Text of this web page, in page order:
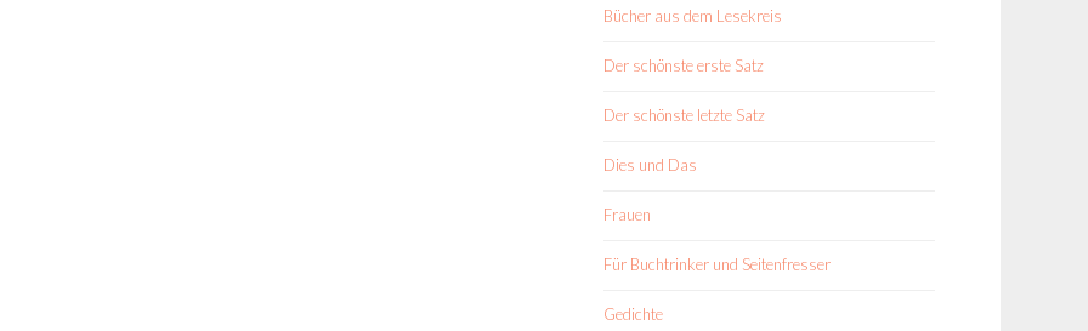
Bücher aus dem Lesekreis
Der schönste erste Satz
Der schönste letzte Satz
Dies und Das
Frauen
Für Buchtrinker und Seitenfresser
Gedichte